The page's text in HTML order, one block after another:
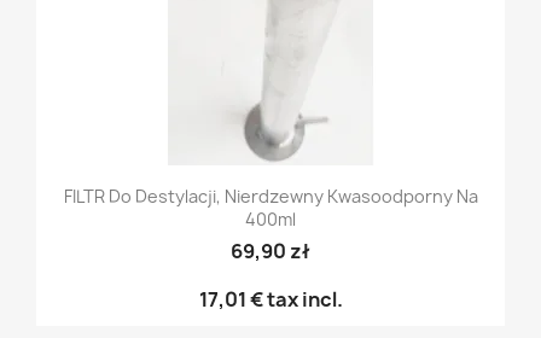
FILTR Do Destylacji, Nierdzewny Kwasoodporny Na
400ml
69,90 zł
17,01 €tax incl.